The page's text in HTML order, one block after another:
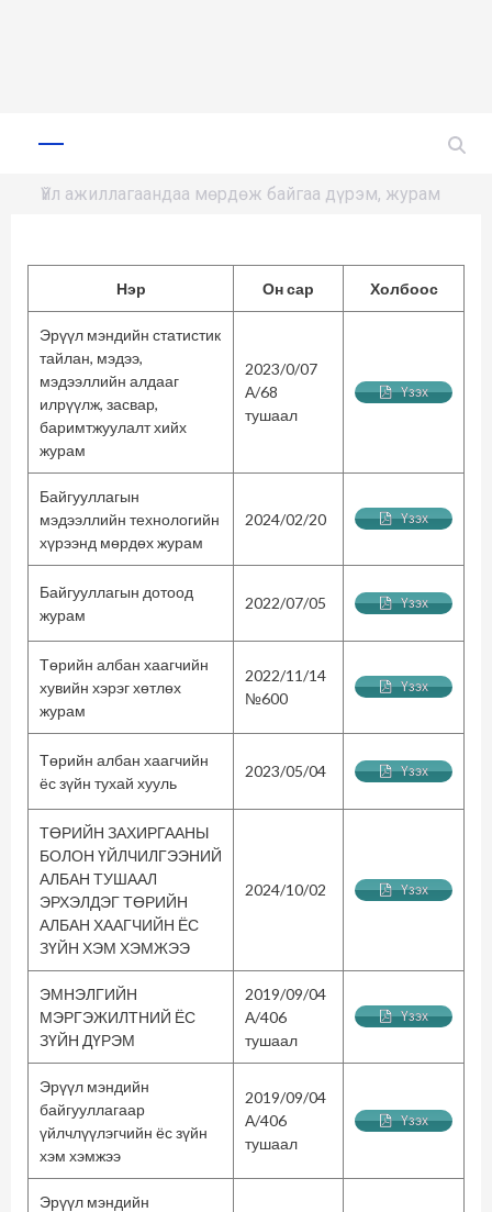
Primary
Үйл ажиллагаандаа мөрдөж байгаа дүрэм, журам
Нэр Он сар Холбоос
Эрүүл мэндийн статистик
тайлан, мэдээ,
мэдээллийн алдааг
илрүүлж, засвар,
баримтжуулалт хийх
журам
2023/0/07
А/68
тушаал
Үзэх
Байгууллагын
мэдээллийн технологийн
хүрээнд мөрдөх журам
2024/02/20 Үзэх
Байгууллагын дотоод
журам
2022/07/05 Үзэх
Төрийн албан хаагчийн
хувийн хэрэг хөтлөх
журам
2022/11/14
№600
Үзэх
Төрийн албан хаагчийн
ёс зүйн тухай хууль
2023/05/04 Үзэх
ТӨРИЙН ЗАХИРГААНЫ
БОЛОН ҮЙЛЧИЛГЭЭНИЙ
АЛБАН ТУШААЛ
ЭРХЭЛДЭГ ТӨРИЙН
АЛБАН ХААГЧИЙН ЁС
ЗҮЙН ХЭМ ХЭМЖЭЭ
2024/10/02 Үзэх
ЭМНЭЛГИЙН
МЭРГЭЖИЛТНИЙ ЁС
ЗҮЙН ДҮРЭМ
2019/09/04
А/406
тушаал
Үзэх
Эрүүл мэндийн
байгууллагаар
үйлчлүүлэгчийн ёс зүйн
хэм хэмжээ
2019/09/04
А/406
тушаал
Үзэх
Эрүүл мэндийн